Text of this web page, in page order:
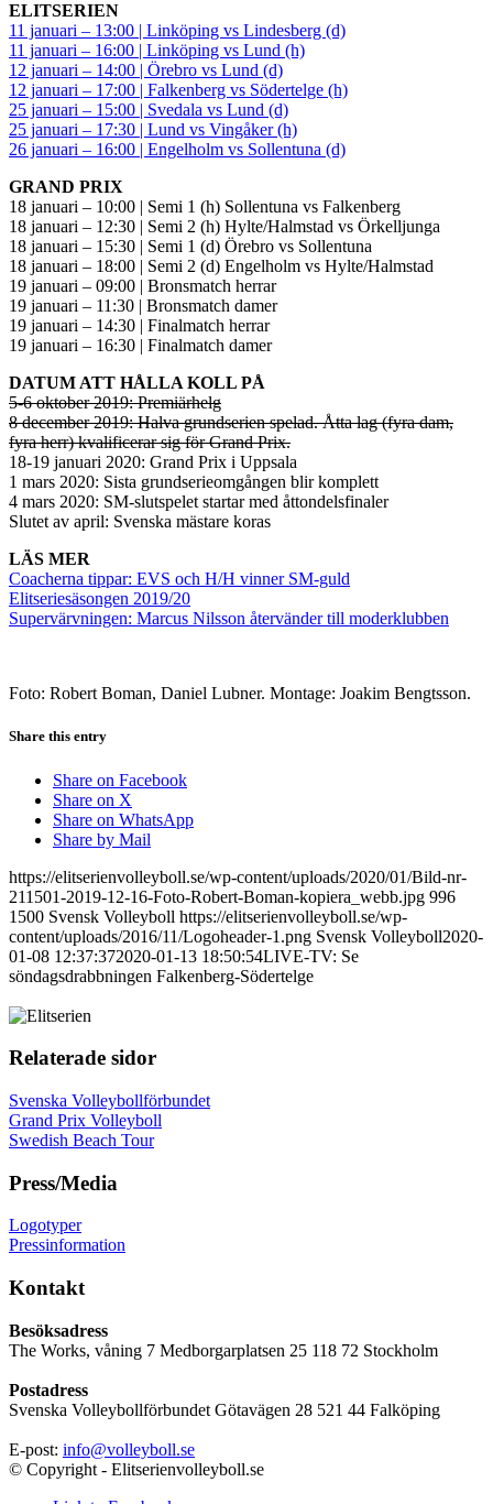
ELITSERIEN
11 januari – 13:00 | Linköping vs Lindesberg (d)
11 januari – 16:00 | Linköping vs Lund (h)
12 januari – 14:00 | Örebro vs Lund (d)
12 januari – 17:00 | Falkenberg vs Södertelge (h)
25 januari – 15:00 | Svedala vs Lund (d)
25 januari – 17:30 | Lund vs Vingåker (h)
26 januari – 16:00 | Engelholm vs Sollentuna (d)
GRAND PRIX
18 januari – 10:00 | Semi 1 (h) Sollentuna vs Falkenberg
18 januari – 12:30 | Semi 2 (h) Hylte/Halmstad vs Örkelljunga
18 januari – 15:30 | Semi 1 (d) Örebro vs Sollentuna
18 januari – 18:00 | Semi 2 (d) Engelholm vs Hylte/Halmstad
19 januari – 09:00 | Bronsmatch herrar
19 januari – 11:30 | Bronsmatch damer
19 januari – 14:30 | Finalmatch herrar
19 januari – 16:30 | Finalmatch damer
DATUM ATT HÅLLA KOLL PÅ
5-6 oktober 2019: Premiärhelg
8 december 2019: Halva grundserien spelad. Åtta lag (fyra dam,
fyra herr) kvalificerar sig för Grand Prix.
18-19 januari 2020: Grand Prix i Uppsala
1 mars 2020: Sista grundserieomgången blir komplett
4 mars 2020: SM-slutspelet startar med åttondelsfinaler
Slutet av april: Svenska mästare koras
LÄS MER
Coacherna tippar: EVS och H/H vinner SM-guld
Elitseriesäsongen 2019/20
Supervärvningen: Marcus Nilsson återvänder till moderklubben
Foto: Robert Boman, Daniel Lubner. Montage: Joakim Bengtsson.
Share this entry
Share on Facebook
Share on X
Share on WhatsApp
Share by Mail
https://elitserienvolleyboll.se/wp-content/uploads/2020/01/Bild-nr-
211501-2019-12-16-Foto-Robert-Boman-kopiera_webb.jpg 996
1500 Svensk Volleyboll https://elitserienvolleyboll.se/wp-
content/uploads/2016/11/Logoheader-1.png Svensk Volleyboll2020-
01-08 12:37:372020-01-13 18:50:54LIVE-TV: Se
söndagsdrabbningen Falkenberg-Södertelge
Relaterade sidor
Svenska Volleybollförbundet
Grand Prix Volleyboll
Swedish Beach Tour
Press/Media
Logotyper
Pressinformation
Kontakt
Besöksadress
The Works, våning 7 Medborgarplatsen 25 118 72 Stockholm
Postadress
Svenska Volleybollförbundet Götavägen 28 521 44 Falköping
E-post: info@volleyboll.se
© Copyright - Elitserienvolleyboll.se